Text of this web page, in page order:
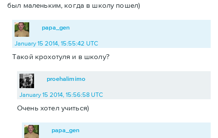
был маленьким, когда в школу пошел)
papa_gen
January 15 2014, 15:55:42 UTC
Такой крохотуля и в школу?
proehalimimo
January 15 2014, 15:56:58 UTC
Очень хотел учиться)
papa_gen